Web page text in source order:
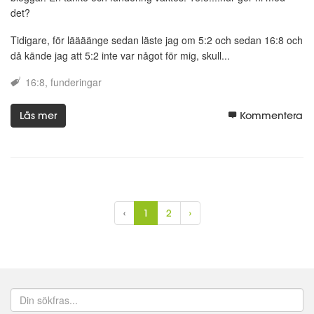
det?
Tidigare, för läääänge sedan läste jag om 5:2 och sedan 16:8 och
då kände jag att 5:2 inte var något för mig, skull...
16:8 funderingar
Läs mer Kommentera
‹ 1 2 ›